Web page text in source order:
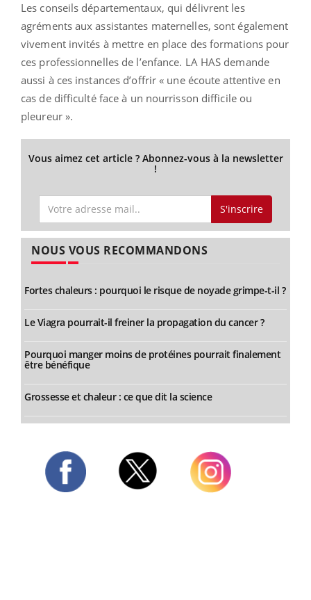
Les conseils départementaux, qui délivrent les
agréments aux assistantes maternelles, sont également
vivement invités à mettre en place des formations pour
ces professionnelles de l’enfance. LA HAS demande
aussi à ces instances d’offrir « une écoute attentive en
cas de difficulté face à un nourrisson difficile ou
pleureur ».
Vous aimez cet article ? Abonnez-vous à la newsletter
!
S'inscrire
NOUS VOUS RECOMMANDONS
Fortes chaleurs : pourquoi le risque de noyade grimpe-t-il ?
Le Viagra pourrait-il freiner la propagation du cancer ?
Pourquoi manger moins de protéines pourrait finalement
être bénéfique
Grossesse et chaleur : ce que dit la science